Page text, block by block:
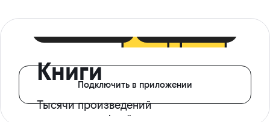
Книги
Тысячи произведений
с доступом офлайн
Подключить в приложении